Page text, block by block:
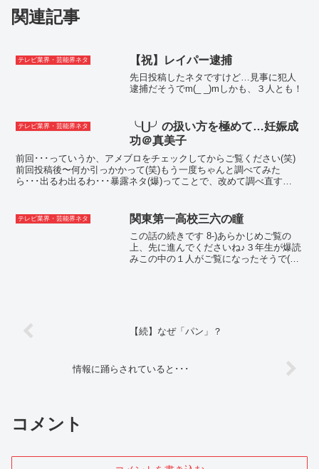
関連記事
テレビ業界・芸能界ネタ 【祝】レイパー逮捕
先日投稿したネタですけど…見事に犯人
逮捕だそうでm(_ _)mしかも、３人とも！
テレビ業界・芸能界ネタ
╰⋃╯の扱い方を極めて…妊娠成
功＠真美子
前回･･･っていうか、アメブロをチェックしてからご覧ください(笑)
前回投稿後〜何か引っかかって(笑)もう一度ちゃんと調べてみた
ら･･･出るわ出るわ･･･暴露ネタ(爆)ってことで、改めて調べ直す
テレビ業界・芸能界ネタ 関東第一高校三六の瞳
この話の続きです 8-)あらかじめご覧の
上、先に進んでくださいね♪３年生が爆読
みこの中の１人がご覧になったそうで(笑)
【続】なぜ「パン」？
情報に踊らされていると･･･
コメント